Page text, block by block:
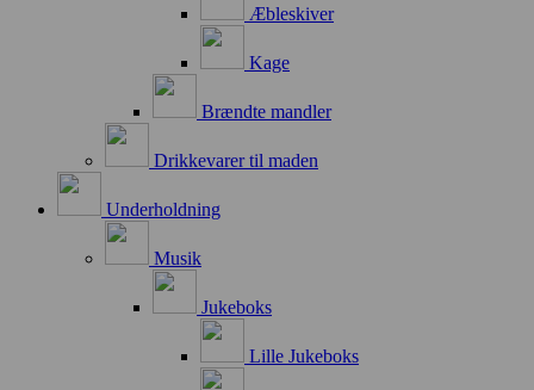
Æbleskiver
Kage
Brændte mandler
Drikkevarer til maden
Underholdning
Musik
Jukeboks
Lille Jukeboks